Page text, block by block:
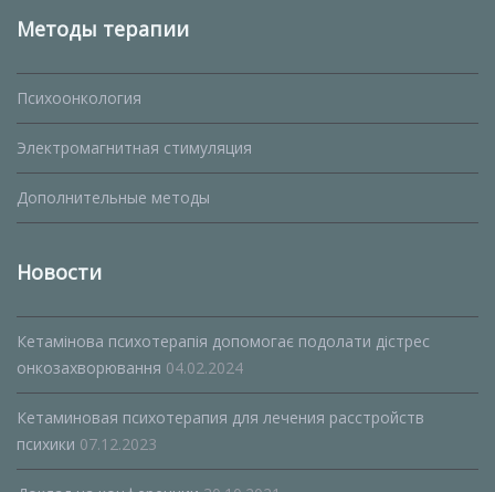
Методы терапии
Психоонкология
Электромагнитная стимуляция
Дополнительные методы
Новости
Кетамінова психотерапія допомогає подолати дістрес
онкозахворювання 04.02.2024
Кетаминовая психотерапия для лечения расстройств
психики 07.12.2023